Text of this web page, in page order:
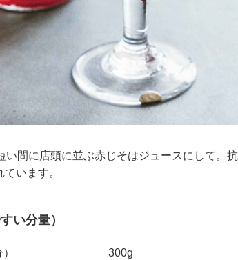
い間に店頭に並ぶ赤じそはジュースにして。
います。
い分量）
300g